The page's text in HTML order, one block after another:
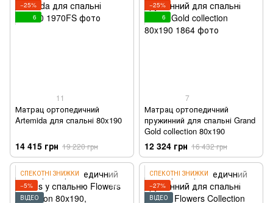
−25%
6
11
Матрац ортопедичний
Artemida для спальні 80x190
14 415 грн 19 220 грн
−25%
6
7
Матрац ортопедичний
пружинний для спальні Grand
Gold collection 80x190
12 324 грн 16 432 грн
СПЕКОТНІ ЗНИЖКИ
−5%
ВІДЕО
СПЕКОТНІ ЗНИЖКИ
−27%
ВІДЕО